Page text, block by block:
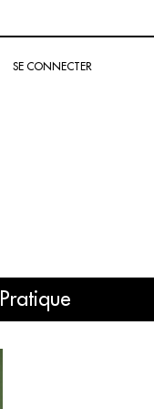
SE CONNECTER
Pratique